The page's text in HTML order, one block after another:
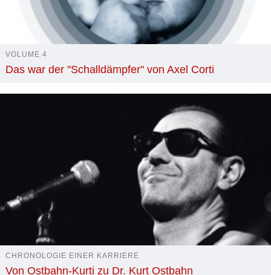
VOLUME 4
Das war der "Schalldämpfer" von Axel Corti
CHRONOLOGIE EINER KARRIERE
Von Ostbahn-Kurti zu Dr. Kurt Ostbahn